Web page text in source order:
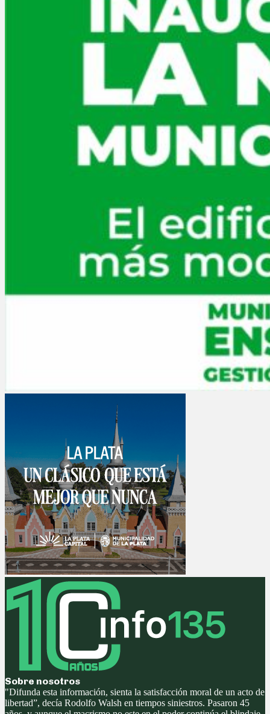
Sobre nosotros
"Difunda esta información, sienta la satisfacción moral de un acto de
libertad”, decía Rodolfo Walsh en tiempos siniestros. Pasaron 45